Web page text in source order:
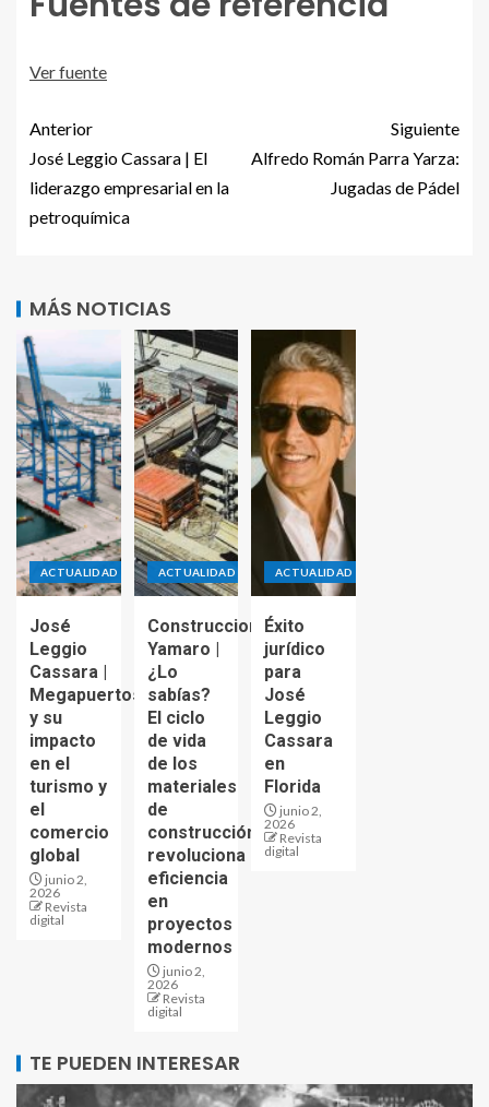
Ver fuente
Anterior
José Leggio Cassara | El
liderazgo empresarial en la
petroquímica
Siguiente
Alfredo Román Parra Yarza:
Jugadas de Pádel
MÁS NOTICIAS
ACTUALIDAD
José
Leggio
Cassara |
Megapuertos
y su
impacto
en el
turismo y
el
comercio
global
junio 2,
2026
Revista
digital
ACTUALIDAD
Construcciones
Yamaro |
¿Lo
sabías?
El ciclo
de vida
de los
materiales
de
construcción
revoluciona
eficiencia
en
proyectos
modernos
junio 2,
2026
Revista
digital
ACTUALIDAD
Éxito
jurídico
para
José
Leggio
Cassara
en
Florida
junio 2,
2026
Revista
digital
TE PUEDEN INTERESAR